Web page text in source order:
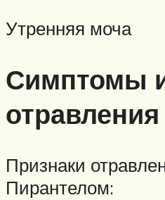
Утренняя моча
Симптомы
отравления
Признаки
Пирантелом: